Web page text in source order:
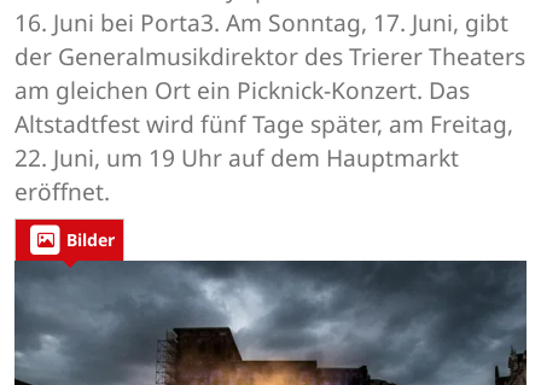
16. Juni bei Porta3. Am Sonntag, 17. Juni, gibt
der Generalmusikdirektor des Trierer Theaters
am gleichen Ort ein Picknick-Konzert. Das
Altstadtfest wird fünf Tage später, am Freitag,
22. Juni, um 19 Uhr auf dem Hauptmarkt
eröffnet.
Bilder